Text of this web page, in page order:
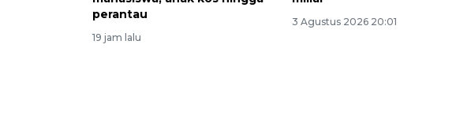
perantau
19 jam lalu
3 Agustus 2026 20:01